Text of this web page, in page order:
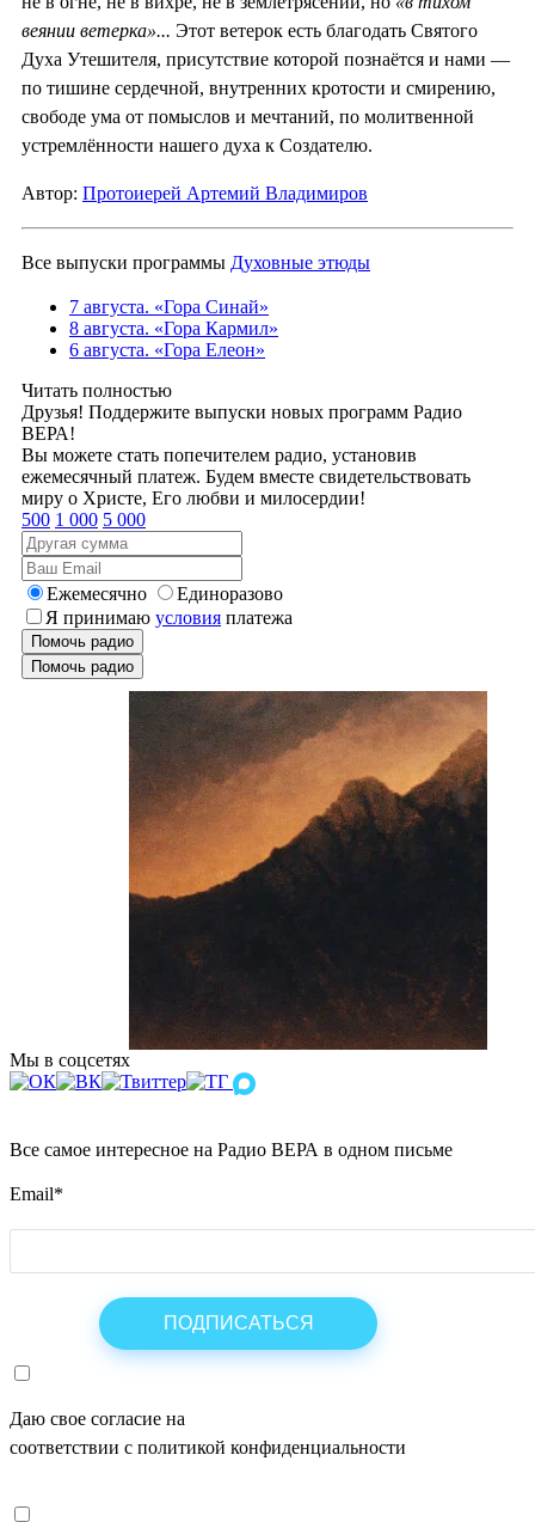
веянии ветерка»... Этот ветерок есть благодать Святого
Духа Утешителя, присутствие которой познаётся и нами —
по тишине сердечной, внутренних кротости и смирению,
свободе ума от помыслов и мечтаний, по молитвенной
устремлённости нашего духа к Создателю.
Автор: Протоиерей Артемий Владимиров
Все выпуски программы Духовные этюды
7 августа. «Гора Синай»
8 августа. «Гора Кармил»
6 августа. «Гора Елеон»
Читать полностью
Друзья! Поддержите выпуски новых программ Радио
ВЕРА!
Вы можете стать попечителем радио, установив
ежемесячный платеж. Будем вместе свидетельствовать
миру о Христе, Его любви и милосердии!
500 1 000 5 000
Ежемесячно
Единоразово
Я принимаю условия платежа
Помочь радио
Помочь радио
Мы в соцсетях
Все самое интересное на Радио ВЕРА в одном письме
Email*
Даю свое согласие на
соответствии с политикой конфиденциальности